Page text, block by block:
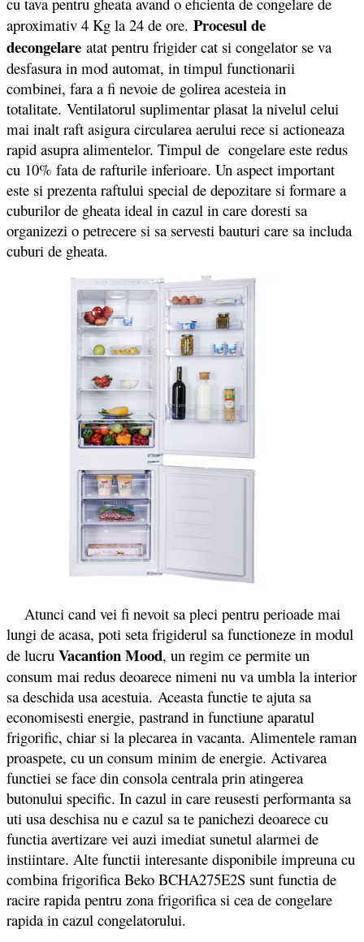
aproximativ 4 Kg la 24 de ore. Procesul de
decongelare atat pentru frigider cat si congelator se va
desfasura in mod automat, in timpul functionarii
combinei, fara a fi nevoie de golirea acesteia in
totalitate. Ventilatorul suplimentar plasat la nivelul celui
mai inalt raft asigura circularea aerului rece si actioneaza
rapid asupra alimentelor. Timpul de congelare este redus
cu 10% fata de rafturile inferioare. Un aspect important
este si prezenta raftului special de depozitare si formare a
cuburilor de gheata ideal in cazul in care doresti sa
organizezi o petrecere si sa servesti bauturi care sa includa
cuburi de gheata.
Atunci cand vei fi nevoit sa pleci pentru perioade mai
lungi de acasa, poti seta frigiderul sa functioneze in modul
de lucru Vacantion Mood, un regim ce permite un
consum mai redus deoarece nimeni nu va umbla la interior
sa deschida usa acestuia. Aceasta functie te ajuta sa
economisesti energie, pastrand in functiune aparatul
frigorific, chiar si la plecarea in vacanta. Alimentele raman
proaspete, cu un consum minim de energie. Activarea
functiei se face din consola centrala prin atingerea
butonului specific. In cazul in care reusesti performanta sa
uti usa deschisa nu e cazul sa te panichezi deoarece cu
functia avertizare vei auzi imediat sunetul alarmei de
instiintare. Alte functii interesante disponibile impreuna cu
combina frigorifica Beko BCHA275E2S sunt functia de
racire rapida pentru zona frigorifica si cea de congelare
rapida in cazul congelatorului.